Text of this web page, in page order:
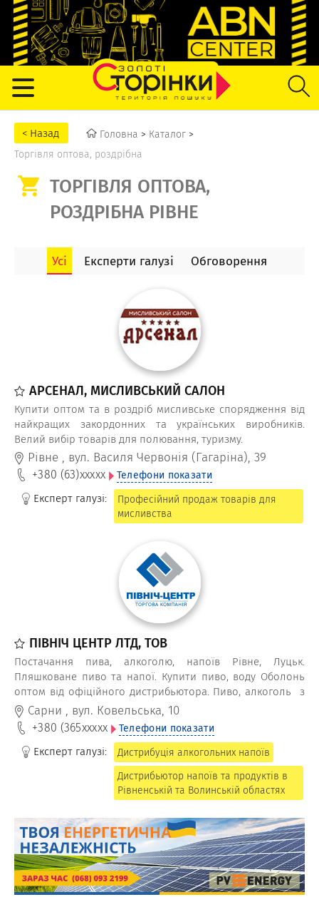
Головна > Каталог >
Торгівля оптова, роздрібна
ТОРГІВЛЯ ОПТОВА,
РОЗДРІБНА РІВНЕ
Усі Експерти галузі Обговорення
АРСЕНАЛ, МИСЛИВСЬКИЙ САЛОН
Купити оптом та в роздріб мисливське спорядження від
найкращих закордонних та українських виробників.
Велий вибір товарів для полювання, туризму.
Рівне , вул. Василя Червонія (Гагаріна), 39
+380 (63)xxxxx Телефони показати
Експерт галузі:
Професійний продаж товарів для
мисливства
ПІВНІЧ ЦЕНТР ЛТД, ТОВ
Постачання пива, алкоголю, напоїв Рівне, Луцьк.
Пляшковане пиво та напої. Купити пиво, воду Оболонь
оптом від офіційного дистрибьютора. Пиво, алкоголь з
доставкою по Рівненський та Волинській області.
Розливне обладнання для кафе, ресторанів.
Обслуговування HoReCa.
Сарни , вул. Ковельська, 10
+380 (365xxxxx Телефони показати
Експерт галузі:
Дистрибуція алкогольних напоїв
Дистрибьютор напоїв та продуктів в
Рівненській та Волинській областях